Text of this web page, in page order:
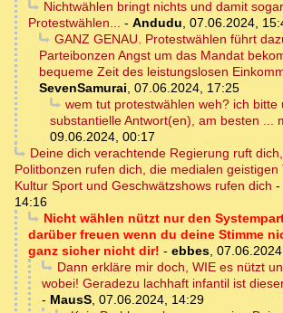
Nichtwählen bringt nichts und damit
Protestwählen... - Andudu, 07.06.2024,
GANZ GENAU. Protestwählen führt
Parteibonzen Angst um das Mandat
bequeme Zeit des leistungslosen
SevenSamurai, 07.06.2024, 17:25
wem tut protestwählen weh? ich bitte
substantielle Antwort(en), am besten ...
09.06.2024, 00:17
Deine dich verachtende Regierung ruft
Politbonzen rufen dich, die medialen geistigen
Kultur Sport und Geschwätzshows rufen dich -
14:16
Nicht wählen nützt nur den
darüber freuen wenn du deine Stimme
ganz sicher nicht dir! - ebbes,
Dann erkläre mir doch, WIE es nützt
wobei! Geradezu lachhaft infantil ist
- MausS, 07.06.2024, 14:29